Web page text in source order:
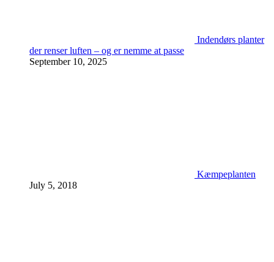
Indendørs planter
der renser luften – og er nemme at passe
September 10, 2025
Kæmpeplanten
July 5, 2018